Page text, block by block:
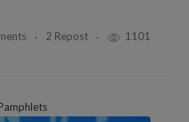
2 Repost 1101